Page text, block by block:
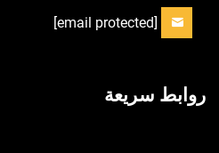
[email protected]
روابط سريعة